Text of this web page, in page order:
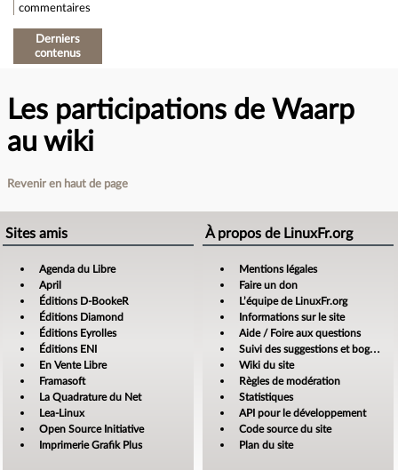
commentaires
Derniers
contenus
Les participations de Waarp
au wiki
Revenir en haut de page
Sites amis
Agenda du Libre
April
Éditions D-BookeR
Éditions Diamond
Éditions Eyrolles
Éditions ENI
En Vente Libre
Framasoft
La Quadrature du Net
Lea-Linux
Open Source Initiative
Imprimerie Grafik Plus
À propos de LinuxFr.org
Mentions légales
Faire un don
L’équipe de LinuxFr.org
Informations sur le site
Aide / Foire aux questions
Suivi des suggestions et bogues
Wiki du site
Règles de modération
Statistiques
API pour le développement
Code source du site
Plan du site